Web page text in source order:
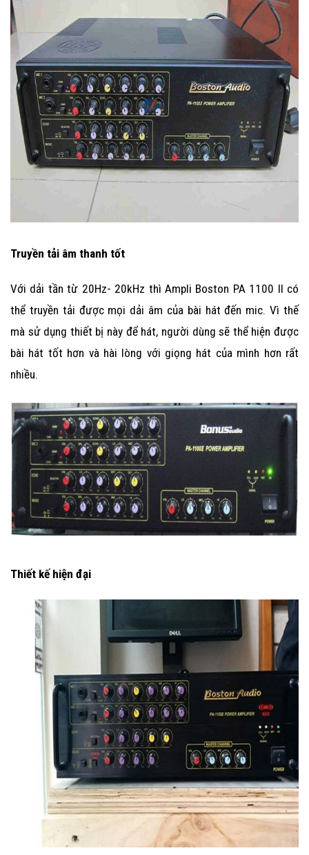
Truyền tải âm thanh tốt
Với dải tần từ 20Hz- 20kHz thì Ampli Boston PA 1100 II có
thể truyền tải được mọi dải âm của bài hát đến mic. Vì thế
mà sử dụng thiết bị này để hát, người dùng sẽ thể hiện được
bài hát tốt hơn và hài lòng với giọng hát của mình hơn rất
nhiều.
Thiết kế hiện đại